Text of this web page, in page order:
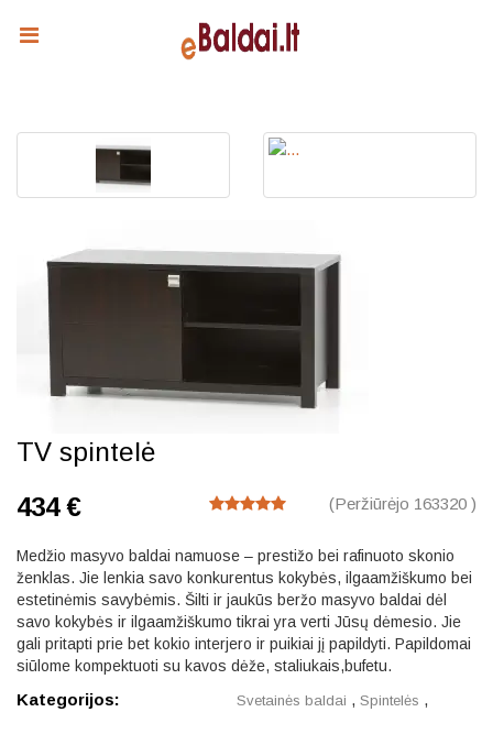
TV spintelė
(Peržiūrėjo 163320 )
434 €
Medžio masyvo baldai namuose – prestižo bei rafinuoto skonio
ženklas. Jie lenkia savo konkurentus kokybės, ilgaamžiškumo bei
estetinėmis savybėmis. Šilti ir jaukūs beržo masyvo baldai dėl
savo kokybės ir ilgaamžiškumo tikrai yra verti Jūsų dėmesio. Jie
gali pritapti prie bet kokio interjero ir puikiai jį papildyti. Papildomai
siūlome kompektuoti su kavos dėže, staliukais,bufetu.
Kategorijos: Svetainės baldai , Spintelės ,